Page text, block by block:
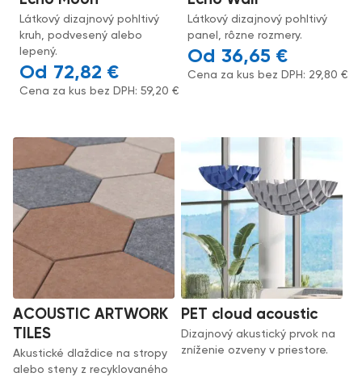
Látkový dizajnový pohltivý
kruh, podvesený alebo
lepený.
72,82 €
Cena za kus bez DPH:59,20€
Látkový dizajnový pohltivý
panel, rôzne rozmery.
36,65 €
Cena za kus bez DPH: 29,80€
ACOUSTIC ARTWORK
TILES
Akustické dlaždice na stropy
alebo steny z recyklovaného
PET cloud acoustic
Dizajnový akustický prvok na
zníženie ozveny v priestore.